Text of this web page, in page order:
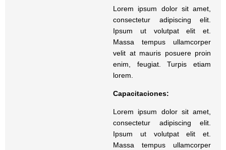
Lorem ipsum dolor sit amet,
consectetur adipiscing elit.
Ipsum ut volutpat elit et.
Massa tempus ullamcorper
velit at mauris posuere proin
enim, feugiat. Turpis etiam
lorem.
Capacitaciones:
Lorem ipsum dolor sit amet,
consectetur adipiscing elit.
Ipsum ut volutpat elit et.
Massa tempus ullamcorper